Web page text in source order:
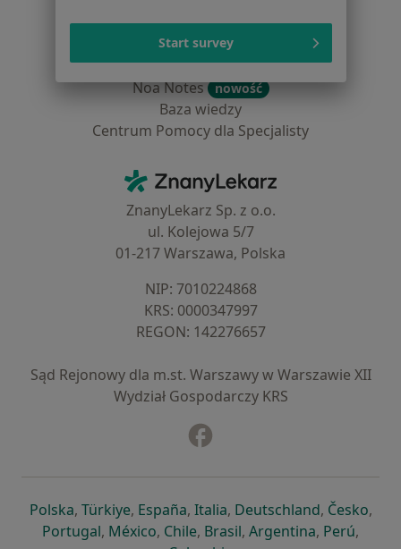
Cennik
Dla lekarzy
Dla placówek medycznych
Noa Notes nowość
Baza wiedzy
Centrum Pomocy dla Specjalisty
ZnanyLekarz - Strona główna
ZnanyLekarz Sp. z o.o.
ul. Kolejowa 5/7
01-217 Warszawa, Polska
NIP: ⁠7010224868
KRS: ⁠0000347997
REGON: ⁠142276657
Sąd Rejonowy dla m.st. Warszawy w Warszawie XII
Wydział Gospodarczy KRS
Polskaotwiera się w nowej karcie
, Türkiyeotwiera się w nowej karcie
, Españaotwiera się w nowej karcie
, Italiaotwiera się w nowej
, Deutschlandotwiera się
, Česko,
Portugalotwiera się w nowej karcie
, Méxicootwiera się w nowej karcie
, Chileotwiera się w nowej karcie
, Brasilotwiera się w nowej
, Argentinaotwiera się
, Perú,
Start survey